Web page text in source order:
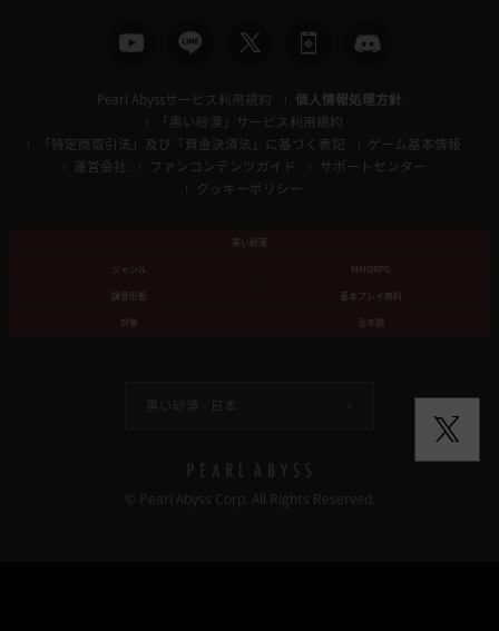
Pearl Abyssサービス利用規約
個人情報処理方針
「黒い砂漠」サービス利用規約
「特定商取引法」及び「資金決済法」に基づく表記
ゲーム基本情報
運営会社
ファンコンテンツガイド
サポートセンター
クッキーポリシー
黒い砂漠
ジャンル
MMORPG
課金形態
基本プレイ無料
対象
全年齢
黒い砂漠 - 日本
© Pearl Abyss Corp. All Rights Reserved.